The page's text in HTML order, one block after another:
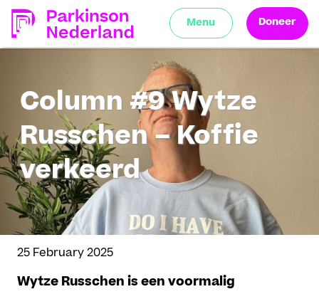
Menu Doneer
Column #9 Wytze
Russchen – Koffie
verkeerd
25 February 2025
Wytze Russchen is een voormalig